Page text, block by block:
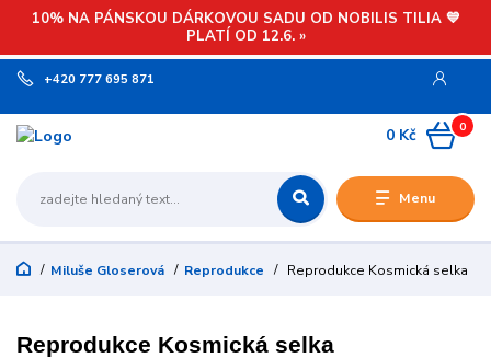
10% NA PÁNSKOU DÁRKOVOU SADU OD NOBILIS TILIA 💙
PLATÍ OD 12.6. »
Menu
+420 777 695 871
0
0 Kč
Miluše Gloserová Reprodukce Reprodukce Kosmická selka
Reprodukce Kosmická selka